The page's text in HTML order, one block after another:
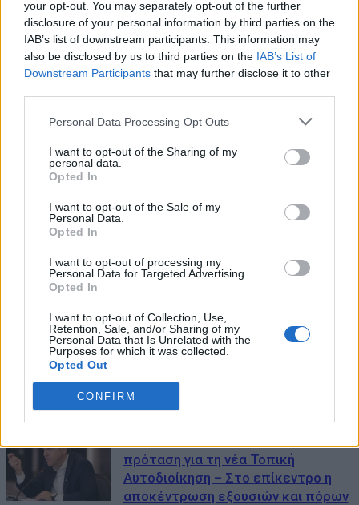
your opt-out. You may separately opt-out of the further
disclosure of your personal information by third parties on the
IAB’s list of downstream participants. This information may
also be disclosed by us to third parties on the IAB’s List of
Downstream Participants that may further disclose it to other
Personal Data Processing Opt Outs
I want to opt-out of the Sharing of my
personal data.
Opted In
I want to opt-out of the Sale of my
Personal Data.
Opted In
I want to opt-out of processing my
Personal Data for Targeted Advertising.
Opted In
I want to opt-out of Collection, Use,
Retention, Sale, and/or Sharing of my
Personal Data that Is Unrelated with the
Purposes for which it was collected.
Opted Out
CONFIRM
Διαμαντοπούλου κατά Τσίπρα:
«Ποιος χρηματοδοτεί το νέο σας
κόμμα; Να απαντήσει για τα
χρήματα και την καμπάνια»
31/07/2026
Σφοδρή επίθεση ΠΑΣΟΚ κατά
κόμμα σας; Η χώρα δεν έχει ανάγκη
«Ελάτε πρώτα να δείτε τη
Λαζαρίδης: «Ο ΣΥΡΙΖΑ 2, όπως και ο
δεν έχουν»
27/07/2026
πρόταση για τη νέα Τοπική
Αυτοδιοίκηση – Στο επίκεντρο η
αποκέντρωση εξουσιών και πόρων